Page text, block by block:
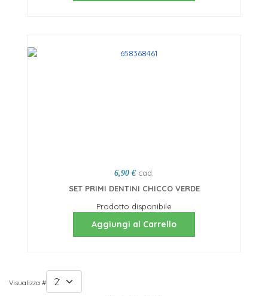
6,90 € cad.
SET PRIMI DENTINI CHICCO VERDE
Prodotto disponibile
Aggiungi al Carrello
Visualizza #